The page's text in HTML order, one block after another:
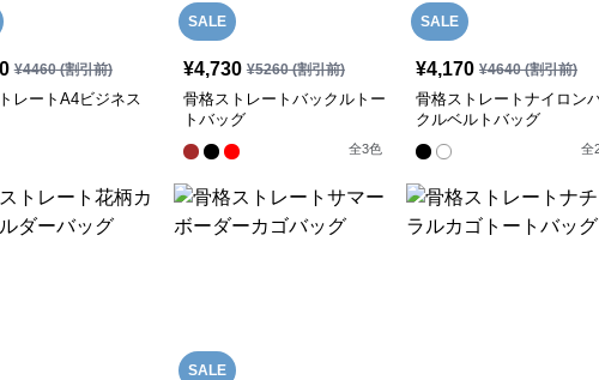
¥4460(割引前)
レートA4ビジネス
SALE
¥4,730 ¥5260(割引前)
骨格ストレートバックルトー
トバッグ
全3色
SALE
¥4,170 ¥4640(割引前)
骨格ストレートナイロン
クルベルトバッグ
全
SALE